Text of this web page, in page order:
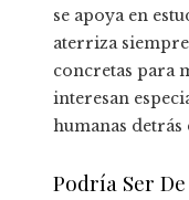
se apoya en
aterriza
concretas para
interesan
humanas detrás
Podría Ser